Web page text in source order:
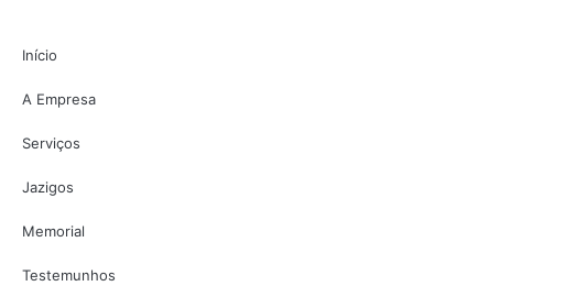
Início
A Empresa
Serviços
Jazigos
Memorial
Testemunhos